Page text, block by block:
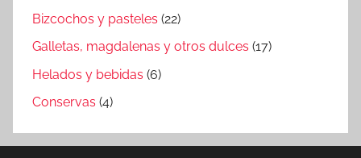
Bizcochos y pasteles (22)
Galletas, magdalenas y otros dulces (17)
Helados y bebidas (6)
Conservas (4)